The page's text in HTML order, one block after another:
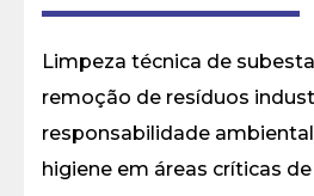
Limpeza técnica de
remoção de resíduos
responsabilidade
higiene em áreas críticas